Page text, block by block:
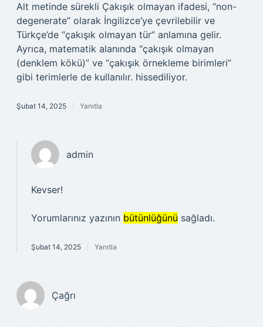
Alt metinde sürekli Çakışık olmayan ifadesi, “non-
degenerate” olarak İngilizce’ye çevrilebilir ve
Türkçe’de “çakışık olmayan tür” anlamına gelir.
Ayrıca, matematik alanında “çakışık olmayan
(denklem kökü)” ve “çakışık örnekleme birimleri”
gibi terimlerle de kullanılır. hissediliyor.
Şubat 14, 2025 Yanıtla
admin
Kevser!
Yorumlarınız yazının bütünlüğünü sağladı.
Şubat 14, 2025 Yanıtla
Çağrı